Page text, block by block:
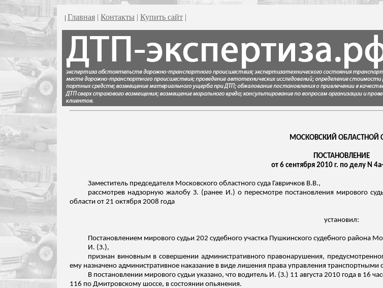
| Главная | Контакты | Купить сайт |
МОСКОВСКИЙ ОБЛАСТНОЙ
ПОСТАНОВЛЕНИЕ
от 6 сентября 2010 г. по делу N
Заместитель председателя Московского областного суда Гавричков В.В.,
рассмотрев надзорную жалобу З. (ранее И.) о пересмотре постановления мирового
области от 21 октября 2008 года
установил:
Постановлением мирового судьи 202 судебного участка Пушкинского судебного района
И. (З.),
признан виновным в совершении административного правонарушения,
ему назначено административное наказание в виде лишения права управления транспортными
В постановлении мирового судьи указано, что водитель И. (З.) 11 августа 2010 года в 16
116 по Дмитровскому шоссе, в состоянии опьянения.